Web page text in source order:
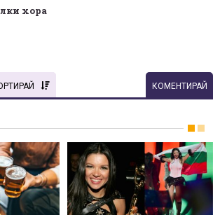
хора
КОМЕНТИРАЙ